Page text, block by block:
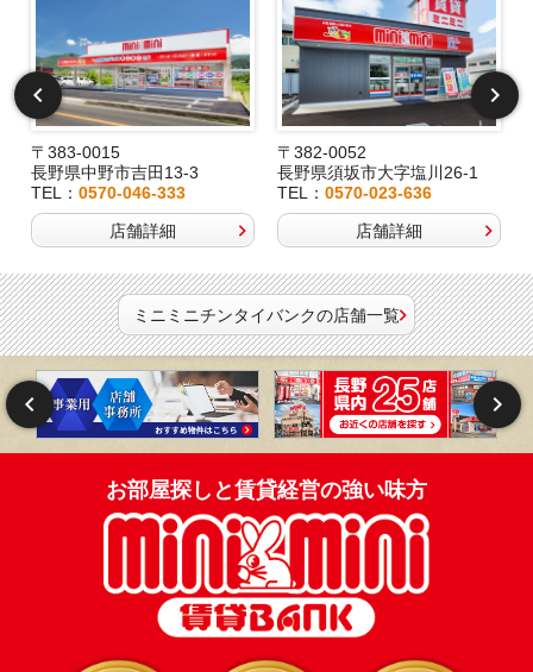
〒383-0015
長野県中野市吉田13-3
TEL： 0570-046-333
店舗詳細
〒382-0052
長野県須坂市大字塩川26-1
TEL：0570-023-636
店舗詳細
ミニミニチンタイバンクの店舗一覧
お部屋探しと賃貸経営の強い味方